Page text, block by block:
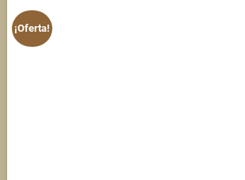
¡Oferta!